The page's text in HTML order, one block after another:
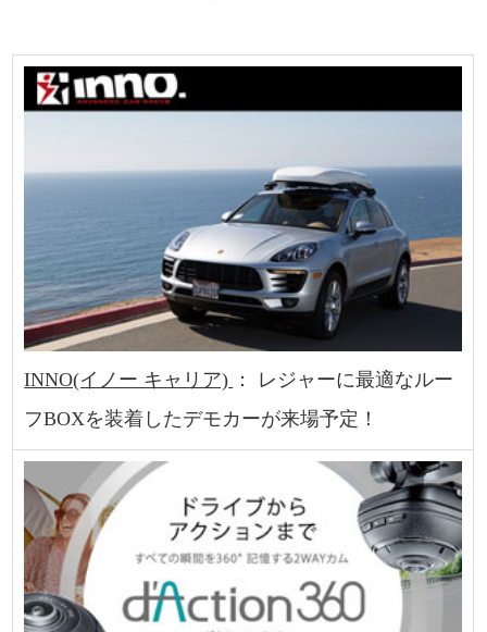
INNO(イノー キャリア) ： レジャーに最適なルー
フBOXを装着したデモカーが来場予定！